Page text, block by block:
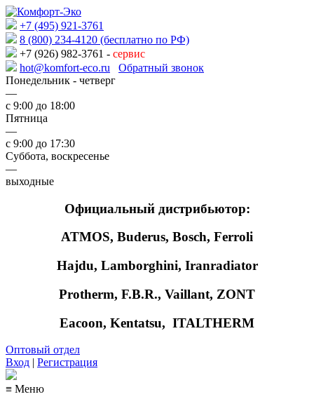
+7 (495) 921-3761
8 (800) 234-4120 (бесплатно по РФ)
+7 (926) 982-3761 - сервис
hot@komfort-eco.ru
Обратный звонок
Понедельник - четверг
—
с 9:00 до 18:00
Пятница
—
с 9:00 до 17:30
Суббота, воскресенье
—
выходные
Официальный дистрибьютор:
ATMOS, Buderus, Bosch, Ferroli
Hajdu, Lamborghini, Iranradiator
Protherm, F.B.R., Vaillant, ZONT
Eacoon, Kentatsu, ITALTHERM
Оптовый отдел
Вход | Регистрация
≡ Меню